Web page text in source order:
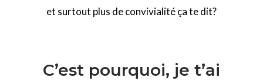
et surtout plus de convivialité ça te dit?
C’est pourquoi, je t’ai